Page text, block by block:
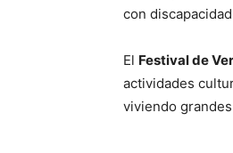
con
El Festival de
actividades
viviendo